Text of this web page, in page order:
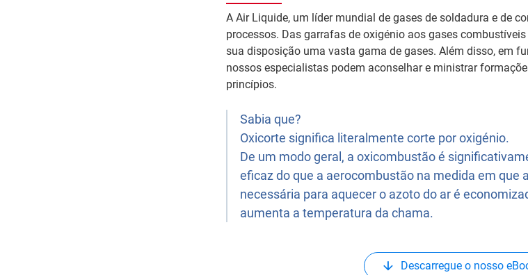
A Air Liquide, um líder mundial de gases de soldadura e de
processos. Das garrafas de oxigénio aos gases
sua disposição uma vasta gama de gases. Além disso, em
nossos especialistas podem aconselhar e ministrar
princípios.
Sabia que?
Oxicorte significa literalmente corte por oxigénio.
De um modo geral, a oxicombustão é
eficaz do que a aerocombustão na medida em que
necessária para aquecer o azoto do ar é
aumenta a temperatura da chama.
Descarregue o nosso